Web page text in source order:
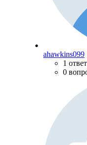
ahawkins099
1 ответ
0